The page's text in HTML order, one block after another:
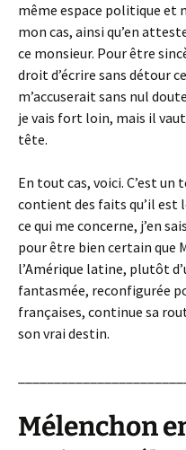
même espace politique et
mon cas, ainsi qu’en
ce monsieur. Pour être
droit d’écrire sans détour
m’accuserait sans nul
je vais fort loin, mais il
tête.
En tout cas, voici. C’est
contient des faits qu’il est
ce qui me concerne, j’en
pour être bien certain que
l’Amérique latine, plutôt
fantasmée, reconfigurée
françaises, continue sa
son vrai destin.
Mélenchon